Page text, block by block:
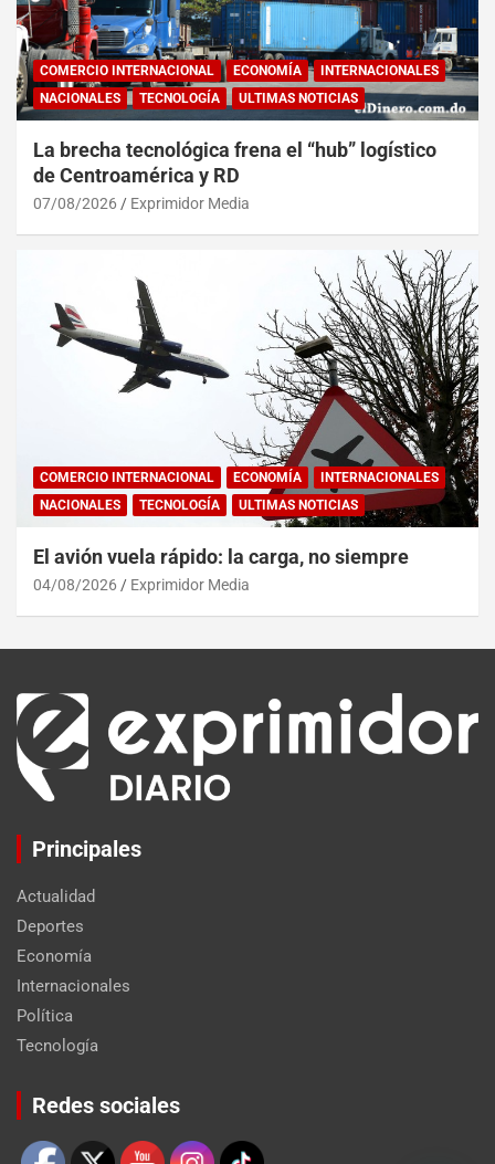
COMERCIO INTERNACIONAL ECONOMÍA
INTERNACIONALES
NACIONALES
TECNOLOGÍA ULTIMAS NOTICIAS
La brecha tecnológica frena el “hub” logístico
de Centroamérica y RD
07/08/2026 Exprimidor Media
COMERCIO INTERNACIONAL ECONOMÍA
INTERNACIONALES
NACIONALES
TECNOLOGÍA ULTIMAS NOTICIAS
El avión vuela rápido: la carga, no siempre
04/08/2026 Exprimidor Media
Principales
Actualidad
Deportes
Economía
Internacionales
Política
Tecnología
Redes sociales